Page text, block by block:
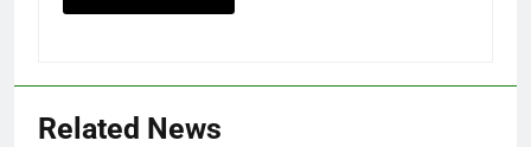
Related News